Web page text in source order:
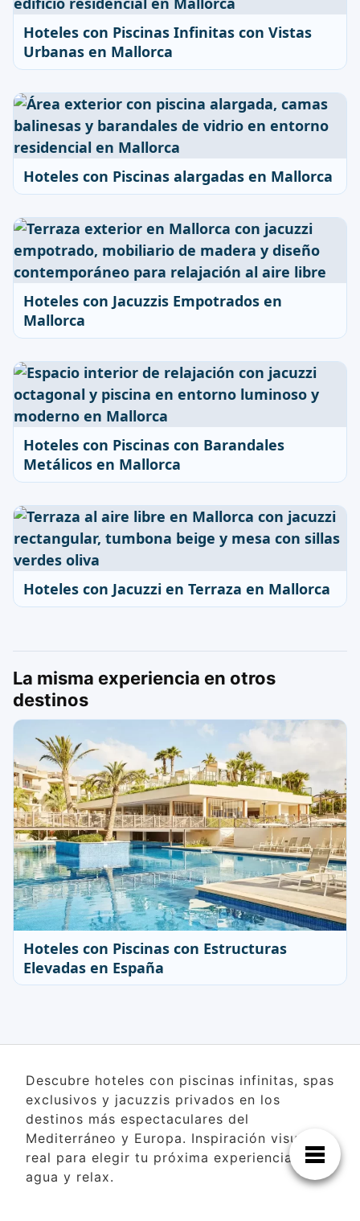
Hoteles con Piscinas Infinitas con Vistas
Urbanas en Mallorca
Hoteles con Piscinas alargadas en Mallorca
Hoteles con Jacuzzis Empotrados en
Mallorca
Hoteles con Piscinas con Barandales
Metálicos en Mallorca
Hoteles con Jacuzzi en Terraza en Mallorca
La misma experiencia en otros
destinos
Hoteles con Piscinas con Estructuras
Elevadas en España
Descubre hoteles con piscinas infinitas, spas
exclusivos y jacuzzis privados en los
destinos más espectaculares del
Mediterráneo y Europa. Inspiración visual
real para elegir tu próxima experiencia de
agua y relax.